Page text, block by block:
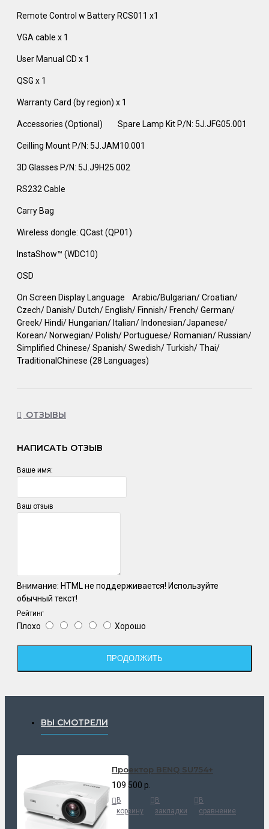
Remote Control w Battery RCS011 x1
VGA cable x 1
User Manual CD x 1
QSG x 1
Warranty Card (by region) x 1
Accessories (Optional) Spare Lamp Kit P/N: 5J.JFG05.001
Ceilling Mount P/N: 5J.JAM10.001
3D Glasses P/N: 5J.J9H25.002
RS232 Cable
Carry Bag
Wireless dongle: QCast (QP01)
InstaShow™ (WDC10)
OSD
On Screen Display Language
Arabic/Bulgarian/ Croatian/
Czech/ Danish/ Dutch/ English/ Finnish/ French/ German/
Greek/ Hindi/ Hungarian/ Italian/ Indonesian/Japanese/
Korean/ Norwegian/ Polish/ Portuguese/ Romanian/ Russian/
Simplified Chinese/ Spanish/ Swedish/ Turkish/ Thai/
TraditionalChinese (28 Languages) ‎‎
ОТЗЫВЫ
НАПИСАТЬ ОТЗЫВ
Ваше имя:
Ваш отзыв
Внимание: HTML не поддерживается! Используйте
обычный текст!
Рейтинг
Плохо Хорошо
ПРОДОЛЖИТЬ
ВЫ СМОТРЕЛИ
Проектор BENQ SU754+
109 500 р.
В
корзину
В
закладки
В
сравнение